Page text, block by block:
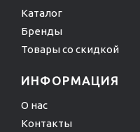
Каталог
Бренды
Товары со скидкой
ИНФОРМАЦИЯ
О нас
Контакты